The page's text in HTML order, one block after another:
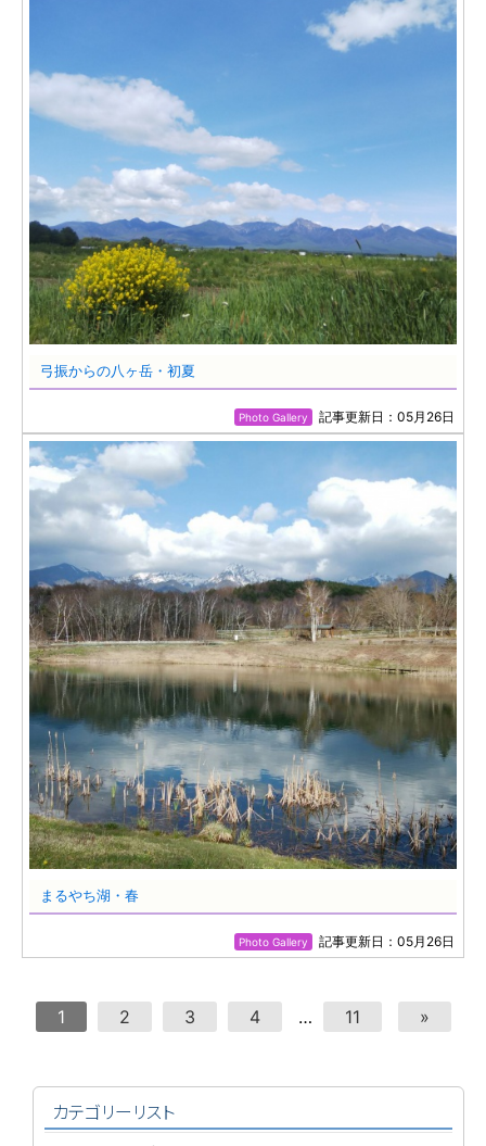
弓振からの八ヶ岳・初夏
Photo Gallery 記事更新日：05月26日
まるやち湖・春
Photo Gallery 記事更新日：05月26日
1 2 3 4 … 11 »
カテゴリーリスト